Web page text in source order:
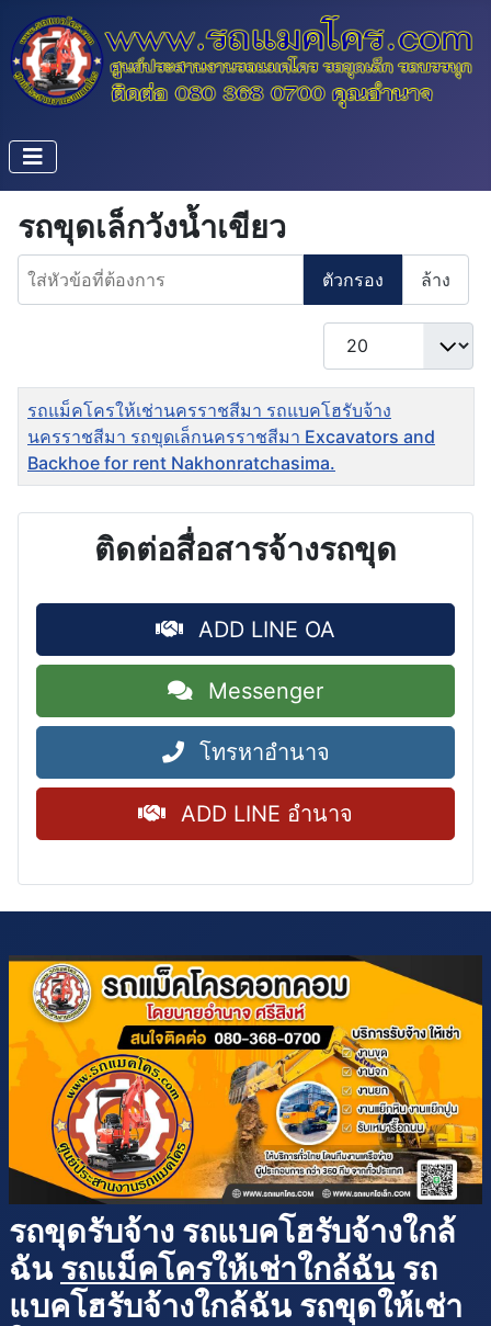
รถขุดเล็กวังน้ำเขียว
ใส่หัวข้อที่ต้องการ
ตัวกรอง ล้าง
แสดง #
ชื่อ
รถแม็คโครให้เช่านครราชสีมา รถแบคโฮรับจ้าง
นครราชสีมา รถขุดเล็กนครราชสีมา Excavators and
Backhoe for rent Nakhonratchasima.
ติดต่อสื่อสารจ้างรถขุด
ADD LINE OA
Messenger
โทรหาอำนาจ
ADD LINE อำนาจ
รถขุดรับจ้าง รถแบคโฮรับจ้างใกล้
ฉัน รถแม็คโครให้เช่าใกล้ฉัน รถ
แบคโฮรับจ้างใกล้ฉัน รถขุดให้เช่า